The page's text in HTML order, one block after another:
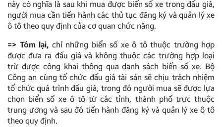
này có nghĩa là sau khi mua được biển số xe trong đấu giá,
người mua cần tiến hành các thủ tục đăng ký và quản lý xe
ô tô theo quy định của cơ quan chức năng.
=> Tóm lại, chỉ những biển số xe ô tô thuộc trường hợp
được đưa ra đấu giá và không thuộc các trường hợp loại
trừ được công khai thông qua danh sách biển số xe. Bộ
Công an cùng tổ chức đấu giá tài sản sẽ chịu trách nhiệm
tổ chức quá trình đấu giá, trong đó người mua sẽ được lựa
chọn biển số xe ô tô từ các tỉnh, thành phố trực thuộc
trung ương và sau đó tiến hành đăng ký và quản lý xe ô tô
theo quy định.